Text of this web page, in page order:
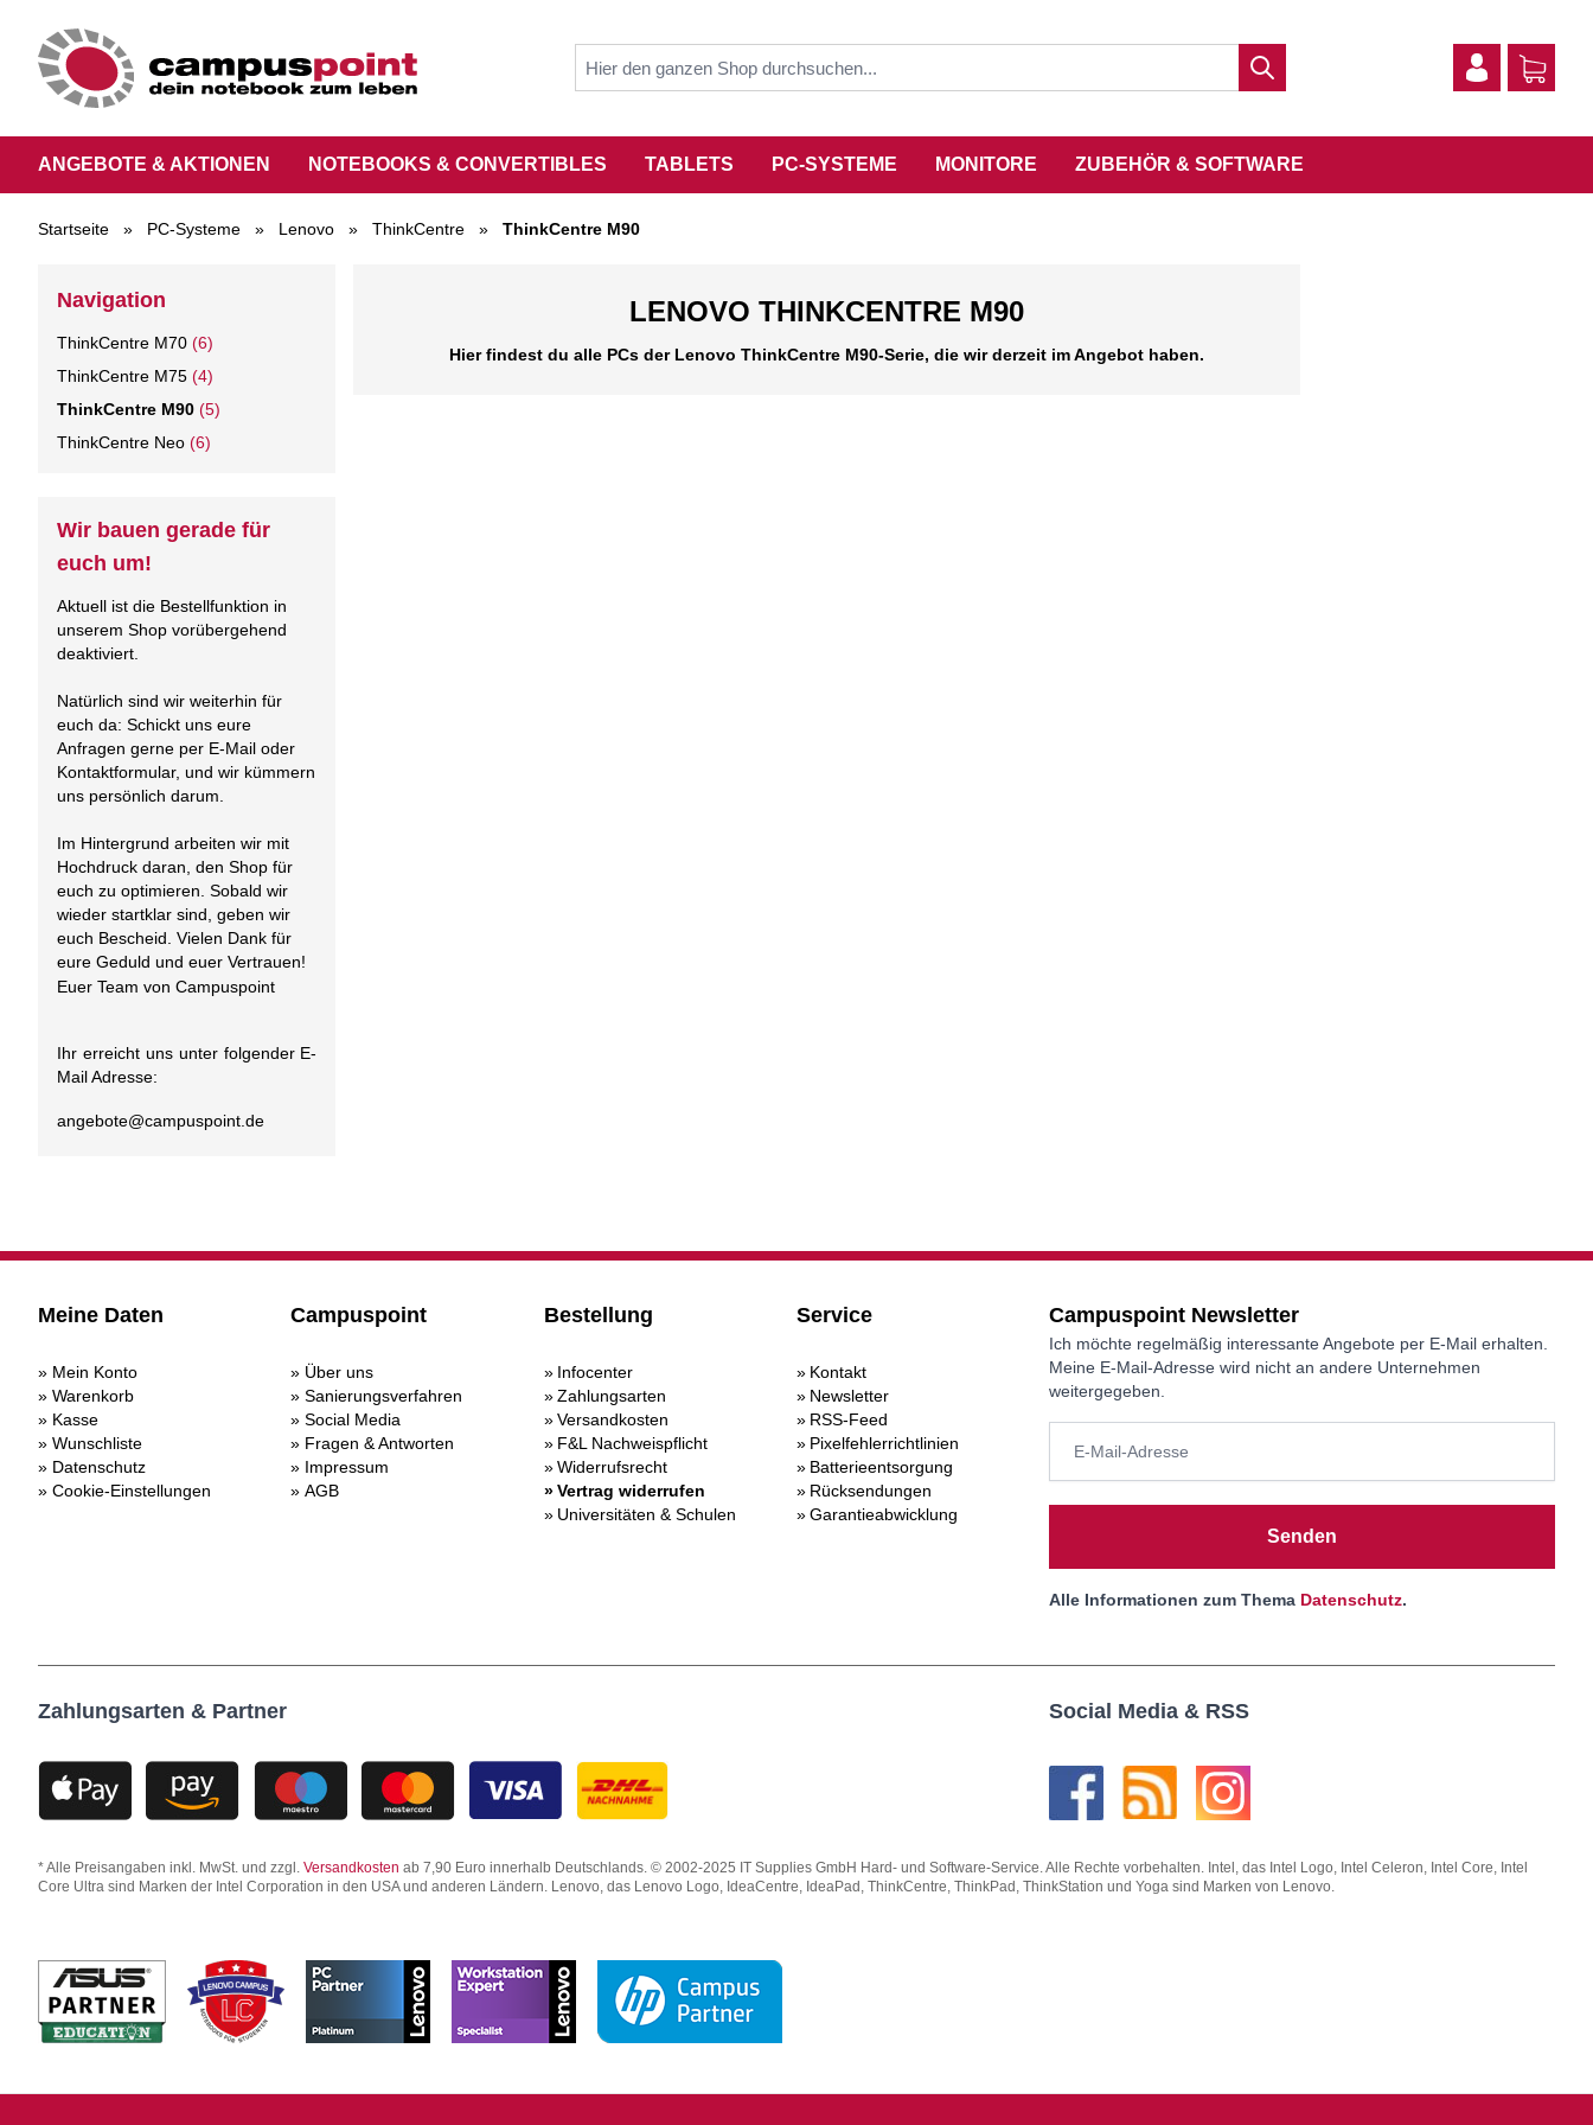
ANGEBOTE & AKTIONEN NOTEBOOKS & CONVERTIBLES TABLETS PC-SYSTEME MONITORE ZUBEHÖR & SOFTWARE
Startseite » PC-Systeme » Lenovo » ThinkCentre » ThinkCentre M90
Navigation
ThinkCentre M70 (6)
ThinkCentre M75 (4)
ThinkCentre M90 (5)
ThinkCentre Neo (6)
Wir bauen gerade für
euch um!
Aktuell ist die Bestellfunktion in
unserem Shop vorübergehend
deaktiviert.
Natürlich sind wir weiterhin für
euch da: Schickt uns eure
Anfragen gerne per E-Mail oder
Kontaktformular, und wir kümmern
uns persönlich darum.
Im Hintergrund arbeiten wir mit
Hochdruck daran, den Shop für
euch zu optimieren. Sobald wir
wieder startklar sind, geben wir
euch Bescheid. Vielen Dank für
eure Geduld und euer Vertrauen!
Euer Team von Campuspoint
Ihr erreicht uns unter folgender E-
Mail Adresse:
angebote@campuspoint.de
LENOVO THINKCENTRE M90
Hier findest du alle PCs der Lenovo ThinkCentre M90-Serie, die wir derzeit im Angebot haben.
Meine Daten
Mein Konto
Warenkorb
Kasse
Wunschliste
Datenschutz
Cookie-Einstellungen
Campuspoint
Über uns
Sanierungsverfahren
Social Media
Fragen & Antworten
Impressum
AGB
Bestellung
Infocenter
Zahlungsarten
Versandkosten
F&L Nachweispflicht
Widerrufsrecht
Vertrag widerrufen
Universitäten & Schulen
Service
Kontakt
Newsletter
RSS-Feed
Pixelfehlerrichtlinien
Batterieentsorgung
Rücksendungen
Garantieabwicklung
Campuspoint Newsletter
Ich möchte regelmäßig interessante Angebote per E-Mail erhalten.
Meine E-Mail-Adresse wird nicht an andere Unternehmen
weitergegeben.
Senden
Alle Informationen zum Thema Datenschutz.
Zahlungsarten & Partner Social Media & RSS
* Alle Preisangaben inkl. MwSt. und zzgl. Versandkosten ab 7,90 Euro innerhalb Deutschlands. © 2002-2025 IT Supplies GmbH Hard- und Software-Service. Alle Rechte vorbehalten. Intel, das Intel Logo, Intel Celeron, Intel Core, Intel
Core Ultra sind Marken der Intel Corporation in den USA und anderen Ländern. Lenovo, das Lenovo Logo, IdeaCentre, IdeaPad, ThinkCentre, ThinkPad, ThinkStation und Yoga sind Marken von Lenovo.